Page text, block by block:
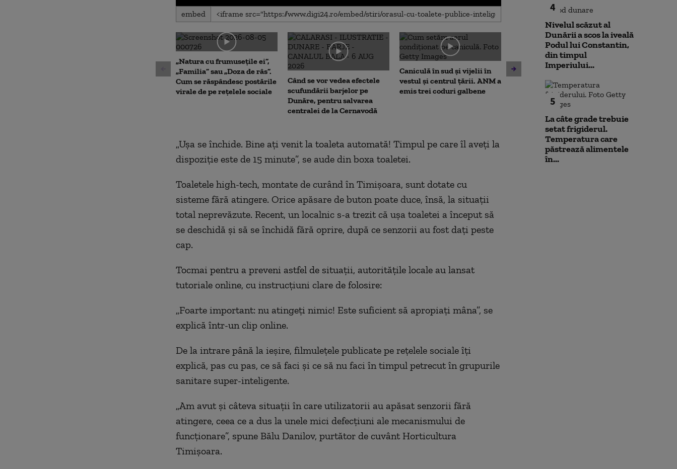
0
seconds
0
secondsVolume
90%
embed
„Natura cu frumusețile ei”,
„Familia” sau „Doza de râs”.
Cum se răspândesc postările
virale de pe rețelele sociale
Când se vor vedea efectele
scufundării barjelor pe
Dunăre, pentru salvarea
centralei de la Cernavodă
Caniculă în sud și vijelii în
vestul și centrul țării. ANM a
emis trei coduri galbene
Moody's menține ratingul de
țară al României, cu
perspectivă negativă.
Alexandru Nazare: E un
răgaz, nu motiv de relaxare
neuniform și
„Ușa se închide. Bine ați venit la toaleta automată! Timpul pe care îl aveți la
dispoziție este de 15 minute”, se aude din boxa toaletei.
Toaletele high-tech, montate de curând în Timișoara, sunt dotate cu
sisteme fără atingere. Orice apăsare de buton poate duce, însă, la situații
total neprevăzute. Recent, un localnic s-a trezit că ușa toaletei a început să
se deschidă și să se închidă fără oprire, după ce senzorii au fost dați peste
cap.
Tocmai pentru a preveni astfel de situații, autoritățile locale au lansat
tutoriale online, cu instrucțiuni clare de folosire:
„Foarte important: nu atingeți nimic! Este suficient să apropiați mâna”, se
explică într-un clip online.
De la intrare până la ieșire, filmulețele publicate pe rețelele sociale îți
explică, pas cu pas, ce să faci și ce să nu faci în timpul petrecut în grupurile
sanitare super-inteligente.
„Am avut și câteva situații în care utilizatorii au apăsat senzorii fără
atingere, ceea ce a dus la unele mici defecțiuni ale mecanismului de
funcționare”, spune Bălu Danilov, purtător de cuvânt Horticultura
Timișoara.
4
Nivelul scăzut al
Dunării a scos la iveală
Podul lui Constantin,
din timpul
Imperiului...
5
La câte grade trebuie
setat frigiderul.
Temperatura care
păstrează alimentele
în...